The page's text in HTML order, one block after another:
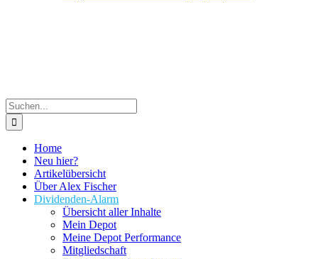
Suche
nach:
Home
Neu hier?
Artikelübersicht
Über Alex Fischer
Dividenden-Alarm
Übersicht aller Inhalte
Mein Depot
Meine Depot Performance
Mitgliedschaft